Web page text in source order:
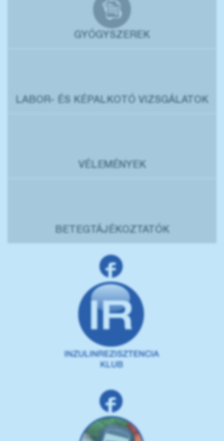
GYÓGYSZEREK
LABOR- ÉS KÉPALKOTÓ VIZSGÁLATOK
VÉLEMÉNYEK
BETEGTÁJÉKOZTATÓK